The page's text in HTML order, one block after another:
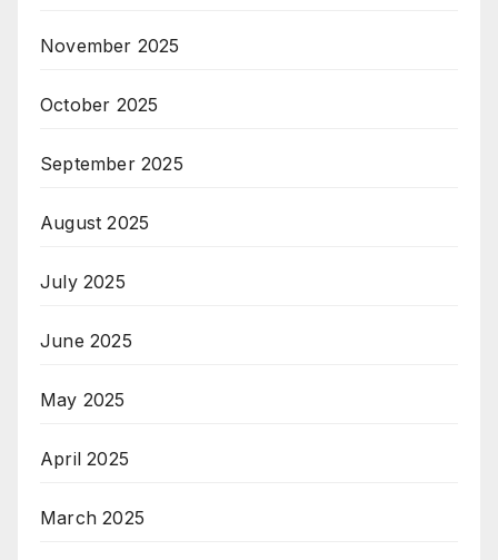
November 2025
October 2025
September 2025
August 2025
July 2025
June 2025
May 2025
April 2025
March 2025